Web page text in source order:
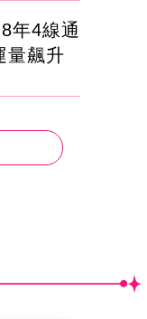
年4線通
量飆升